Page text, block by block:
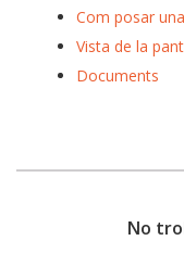
Com posar
Vista de la
Documents
No